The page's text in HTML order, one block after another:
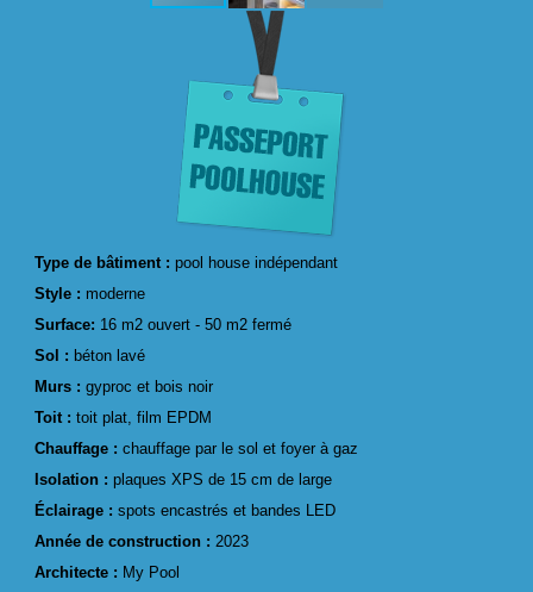
Type de bâtiment :pool house indépendant
Style : moderne
Surface: 16 m2 ouvert - 50 m2 fermé
Sol : béton lavé
Murs : gyproc et bois noir
Toit :toit plat, film EPDM
Chauffage : chauffage par le sol et foyer à gaz
Isolation : plaques XPS de 15 cm de large
Éclairage :spots encastrés et bandes LED
Année de construction : 2023
Architecte : My Pool